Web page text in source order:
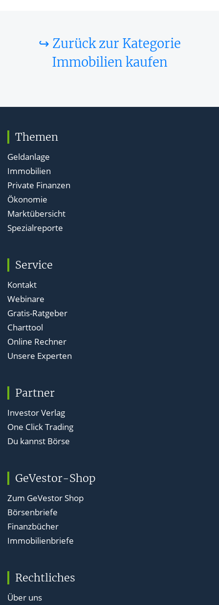
↪ Zurück zur Kategorie
Immobilien kaufen
Themen
Geldanlage
Immobilien
Private Finanzen
Ökonomie
Marktübersicht
Spezialreporte
Service
Kontakt
Webinare
Gratis-Ratgeber
Charttool
Online Rechner
Unsere Experten
Partner
Investor Verlag
One Click Trading
Du kannst Börse
GeVestor-Shop
Zum GeVestor Shop
Börsenbriefe
Finanzbücher
Immobilienbriefe
Rechtliches
Über uns